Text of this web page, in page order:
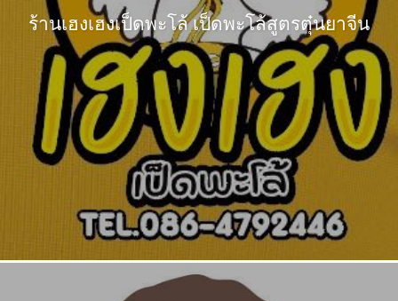
ร้านเฮงเฮงเป็ดพะโล้ เป็ดพะโล้สูตรตุ๋นยาจีน